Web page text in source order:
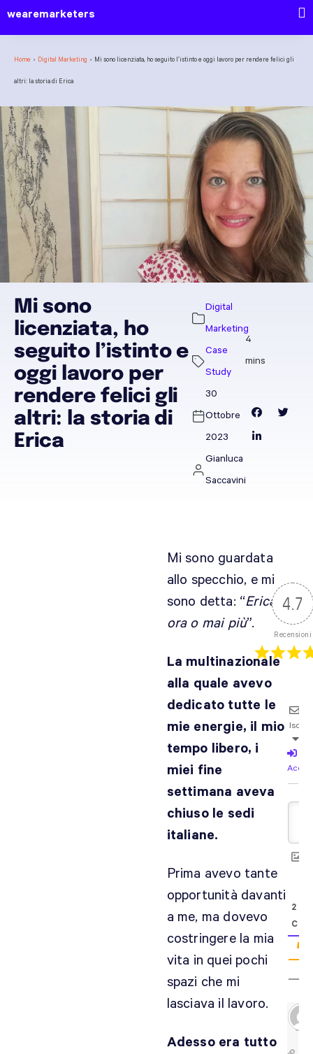
wearemarketers
Home › Digital Marketing › Mi sono licenziata, ho seguito l’istinto e oggi lavoro per rendere felici gli
altri: la storia di Erica
Mi sono
licenziata, ho
seguito l’istinto e
oggi lavoro per
rendere felici gli
altri: la storia di
Erica
Digital
Marketing
Case
Study
30
Ottobre
2023
Gianluca
Saccavini
Mi sono guardata
allo specchio, e mi
sono detta: “Erica,
ora o mai più”.
La multinazionale
alla quale avevo
dedicato tutte le
mie energie, il mio
tempo libero, i
miei fine
settimana aveva
chiuso le sedi
italiane.
Prima avevo tante
opportunità davanti
a me, ma dovevo
costringere la mia
vita in quei pochi
spazi che mi
lasciava il lavoro.
Adesso era tutto
4.7
Recensioni
2